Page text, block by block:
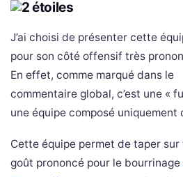
J’ai choisi de présenter cette
pour son côté offensif très
En effet, comme marqué dans le
commentaire global, c’est une «
une équipe composé uniquement
Cette équipe permet de taper
goût prononcé pour le bourrinage